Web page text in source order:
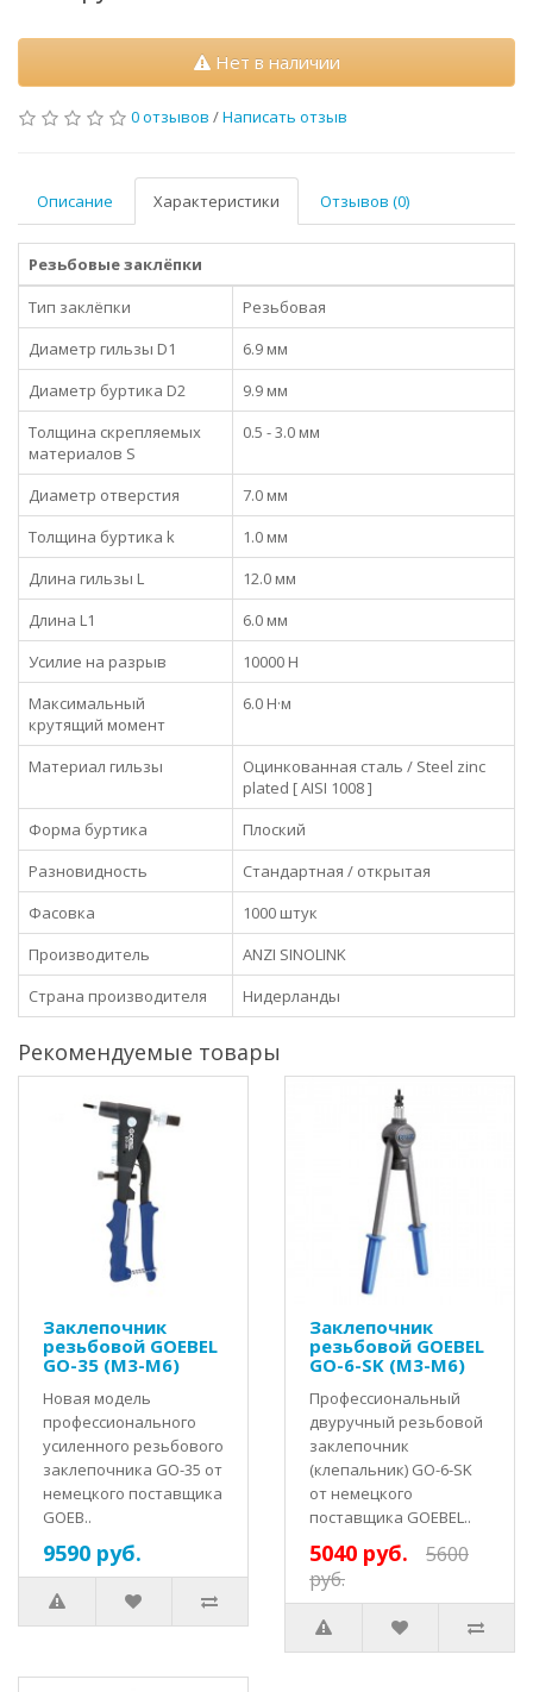
Нет в наличии
0 отзывов /Написать отзыв
Описание Характеристики Отзывов (0)
Резьбовые заклёпки
Тип заклёпки
Резьбовая
Диаметр гильзы D1
6.9 мм
Диаметр буртика D2
9.9 мм
Толщина скрепляемых
материалов S
0.5 - 3.0 мм
Диаметр отверстия
7.0 мм
Толщина буртика k
1.0 мм
Длина гильзы L
12.0 мм
Длина L1
6.0 мм
Усилие на разрыв
10000 Н
Максимальный
крутящий момент
6.0 Н·м
Материал гильзы
Оцинкованная сталь / Steel zinc
plated [ AISI 1008 ]
Форма буртика
Плоский
Разновидность
Стандартная / открытая
Фасовка
1000 штук
Производитель
ANZI SINOLINK
Страна производителя
Нидерланды
Рекомендуемые товары
Заклепочник
резьбовой GOEBEL
GO-35 (M3-M6)
Новая модель
профессионального
усиленного резьбового
заклепочника GO-35 от
немецкого поставщика
GOEB..
9590 руб.
Заклепочник
резьбовой GOEBEL
GO-6-SK (M3-M6)
Профессиональный
двуручный резьбовой
заклепочник
(клепальник) GO-6-SK
от немецкого
поставщика GOEBEL..
5040 руб.
5600
руб.